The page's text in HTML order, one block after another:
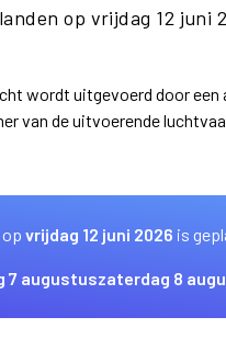
op vrijdag 12 juni
wordt uitgevoerd door een
van de uitvoerende
vrijdag 12 juni 2026 is
7 augustuszaterdag 8